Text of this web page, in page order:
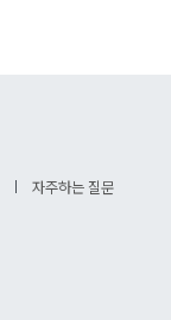
자주하는 질문